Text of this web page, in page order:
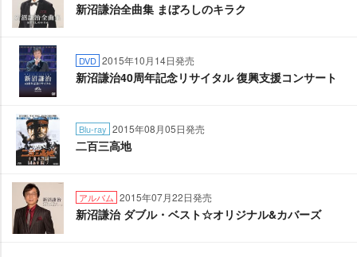
新沼謙治全曲集 まぼろしのキラク
DVD 2015年10月14日発売
新沼謙治40周年記念リサイタル 復興支援コンサート
Blu-ray 2015年08月05日発売
二百三高地
アルバム 2015年07月22日発売
新沼謙治 ダブル・ベスト☆オリジナル&カバーズ